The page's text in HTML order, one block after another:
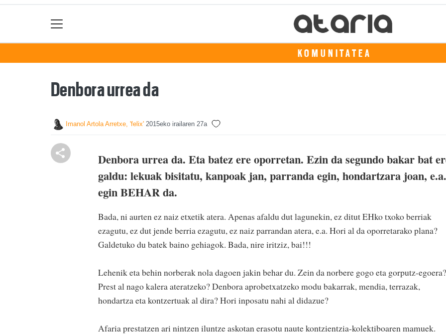
KOMUNITATEA
Denbora urrea da
Imanol Artola Arretxe, 'felix' 2015eko irailaren 27a
Denbora urrea da. Eta batez ere oporretan. Ezin da segundo bakar bat
galdu: lekuak bisitatu, kanpoak jan, parranda egin, hondartzara joan, e.a.
egin BEHAR da.
Bada, ni aurten ez naiz etxetik atera. Apenas afaldu dut lagunekin, ez ditut EHko txoko berriak
ezagutu, ez dut jende berria ezagutu, ez naiz parrandan atera, e.a. Hori al da oporretarako plana?
Galdetuko du batek baino gehiagok. Bada, nire iritziz, bai!!!
Lehenik eta behin norberak nola dagoen jakin behar du. Zein da norbere gogo eta gorputz-egoera?
Prest al nago kalera ateratzeko? Denbora aprobetxatzeko modu bakarrak, mendia, terrazak,
hondartza eta kontzertuak al dira? Hori inposatu nahi al didazue?
Afaria prestatzen ari nintzen iluntze askotan erasotu naute kontzientzia-kolektiboaren mamuek.